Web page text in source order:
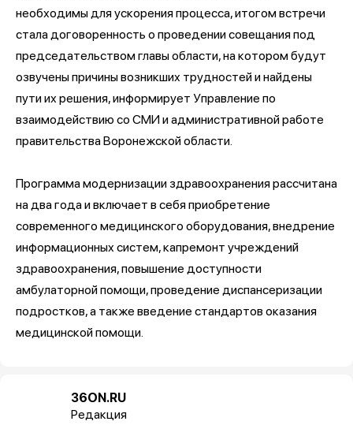
необходимы для ускорения процесса, итогом встречи
стала договоренность о проведении совещания под
председательством главы области, на котором будут
озвучены причины возникших трудностей и найдены
пути их решения, информирует Управление по
взаимодействию со СМИ и административной работе
правительства Воронежской области.
Программа модернизации здравоохранения рассчитана
на два года и включает в себя приобретение
современного медицинского оборудования, внедрение
информационных систем, капремонт учреждений
здравоохранения, повышение доступности
амбулаторной помощи, проведение диспансеризации
подростков, а также введение стандартов оказания
медицинской помощи.
36ON.RU
Редакция